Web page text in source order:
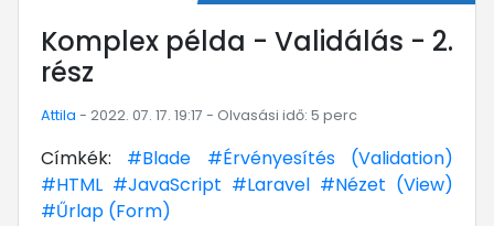
Komplex példa - Validálás - 2.
rész
Attila - 2022. 07. 17. 19:17 - Olvasási idő: 5 perc
Címkék: #Blade
#Érvényesítés (Validation)
#HTML #JavaScript #Laravel #Nézet (View)
#Űrlap (Form)